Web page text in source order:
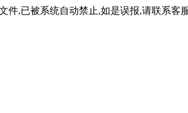
件,已被系统自动禁止,如是误报,请联系客